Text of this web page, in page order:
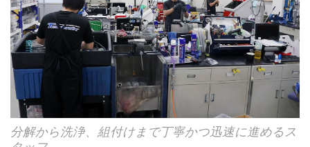
分解から洗浄、組付けまで丁寧かつ迅速に進めるス